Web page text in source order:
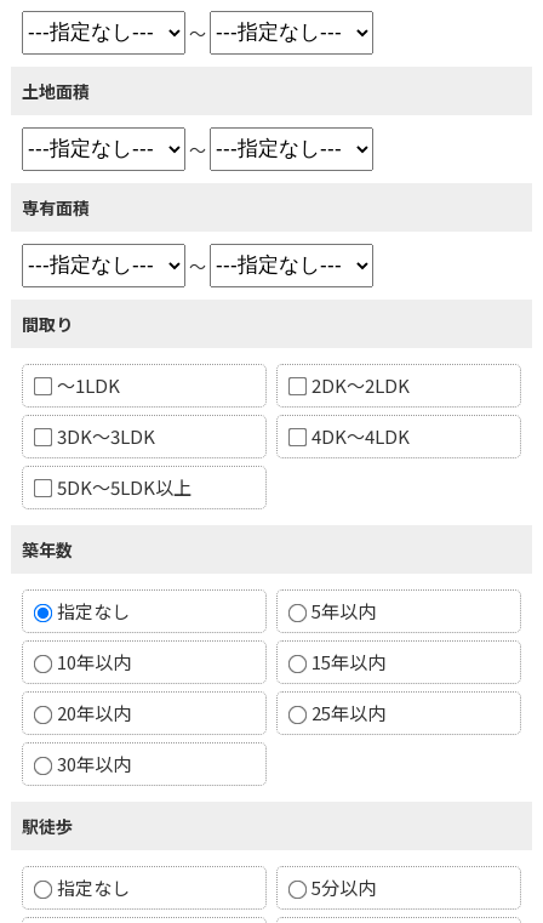
～
土地面積
～
専有面積
～
間取り
～1LDK
2DK～2LDK
3DK～3LDK
4DK～4LDK
5DK～5LDK以上
築年数
指定なし
5年以内
10年以内
15年以内
20年以内
25年以内
30年以内
駅徒歩
指定なし
5分以内